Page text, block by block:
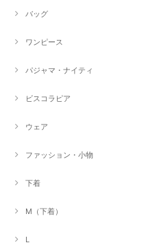
バッグ
ワンピース
パジャマ・ナイティ
ビスコラピア
ウェア
ファッション・小物
下着
M（下着）
L